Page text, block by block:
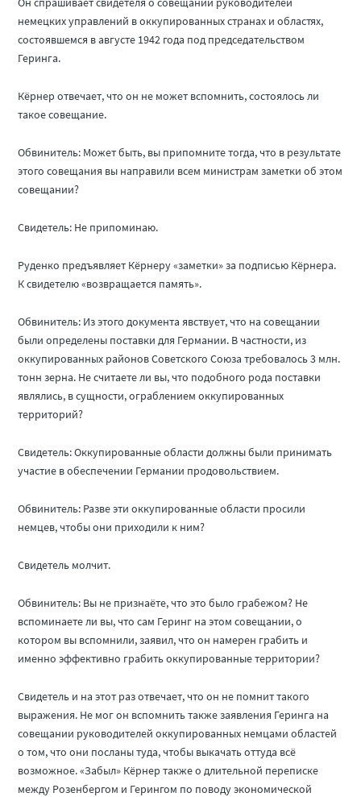
немецких управлений в оккупированных странах и областях,
состоявшемся в августе 1942 года под председательством
Геринга.
Кёрнер отвечает, что он не может вспомнить, состоялось ли
такое совещание.
Обвинитель: Может быть, вы припомните тогда, что в результате
этого совещания вы направили всем министрам заметки об этом
совещании?
Свидетель: Не припоминаю.
Руденко предъявляет Кёрнеру «заметки» за подписью Кёрнера.
К свидетелю «возвращается память».
Обвинитель: Из этого документа явствует, что на совещании
были определены поставки для Германии. В частности, из
оккупированных районов Советского Союза требовалось 3 млн.
тонн зерна. Не считаете ли вы, что подобного рода поставки
являлись, в сущности, ограблением оккупированных
территорий?
Свидетель: Оккупированные области должны были принимать
участие в обеспечении Германии продовольствием.
Обвинитель: Разве эти оккупированные области просили
немцев, чтобы они приходили к ним?
Свидетель молчит.
Обвинитель: Вы не признаёте, что это было грабежом? Не
вспоминаете ли вы, что сам Геринг на этом совещании, о
котором вы вспомнили, заявил, что он намерен грабить и
именно эффективно грабить оккупированные территории?
Свидетель и на этот раз отвечает, что он не помнит такого
выражения. Не мог он вспомнить также заявления Геринга на
совещании руководителей оккупированных немцами областей
о том, что они посланы туда, чтобы выкачать оттуда всё
возможное. «Забыл» Кёрнер также о длительной переписке
между Розенбергом и Герингом по поводу экономической